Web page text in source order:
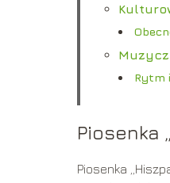
Rytm
Piosenka
Piosenka